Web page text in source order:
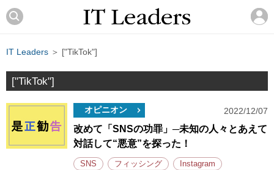
IT Leaders ＞ ["TikTok"]
["TikTok"]
オピニオン 2022/12/07
改めて「SNSの功罪」─未知の人々とあえて
対話して“悪意”を探った！
SNS フィッシング Instagram